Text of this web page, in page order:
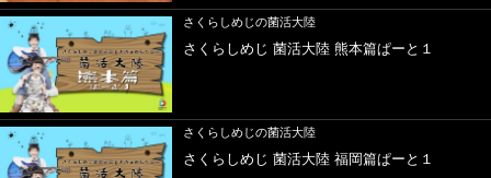
さくらしめじの菌活大陸
さくらしめじ 菌活大陸 熊本篇ぱーと１
さくらしめじの菌活大陸
さくらしめじ 菌活大陸 福岡篇ぱーと１